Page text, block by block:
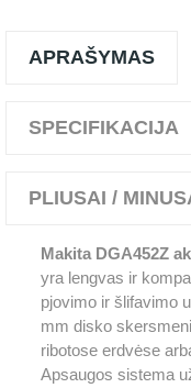
APRAŠYMAS
SPECIFIKACIJA
PLIUSAI /
Makita DGA452Z
yra lengvas ir
pjovimo ir šlifavimo
mm disko
ribotose erdvėse
Apsaugos sistema